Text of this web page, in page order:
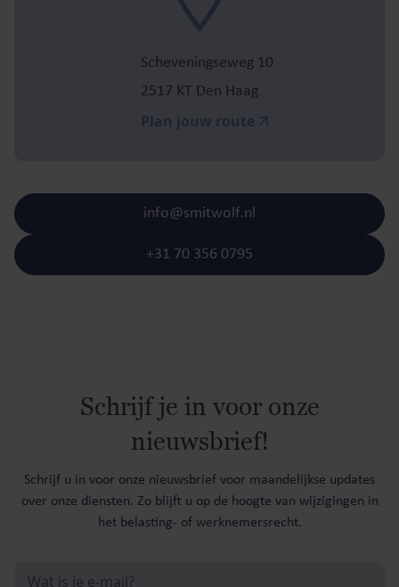
Scheveningseweg 10
2517 KT Den Haag
+31 70 356 0795
info@smitwolf.nl
Schrijf je in voor onze
nieuwsbrief!
Schrijf u in voor onze nieuwsbrief voor maandelijkse updates
over onze diensten. Zo blijft u op de hoogte van wijzigingen in
het belasting- of werknemersrecht.